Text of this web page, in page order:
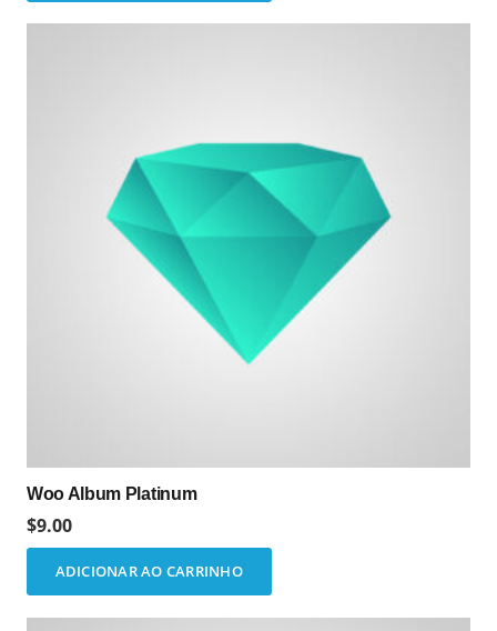
Woo Album Platinum
$9.00
ADICIONAR AO CARRINHO